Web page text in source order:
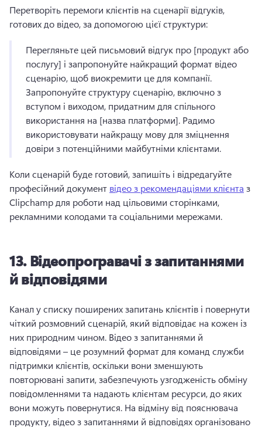
Перетворіть перемоги клієнтів на сценарії відгуків,
готових до відео, за допомогою цієї структури:
Перегляньте цей письмовий відгук про [продукт або
послугу] і запропонуйте найкращий формат відео
Запропонуйте структуру сценарію, включно з
вступом і виходом, придатним для спільного
використання на [назва платформи]. Радимо
використовувати найкращу мову для зміцнення
довіри з потенційними майбутніми клієнтами.
Коли сценарій буде готовий, запишіть і відредагуйте
професійний документ відео з рекомендаціями клієнта з
Clipchamp для роботи над цільовими сторінками,
рекламними колодами та соціальними мережами.
13.Відеопрогравачі з запитаннями
й відповідями
Канал у списку поширених запитань клієнтів і повернути
чіткий розмовний сценарій, який відповідає на кожен із
них природним чином. Відео з запитаннями й
відповідями – це розумний формат для команд служби
підтримки клієнтів, оскільки вони зменшують
повторювані запити, забезпечують узгодженість обміну
повідомленнями та надають клієнтам ресурси, до яких
вони можуть повернутися. На відміну від пояснювача
продукту, відео з запитаннями й відповідях організовано